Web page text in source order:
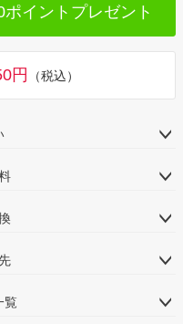
ポイントプレゼント
円 （税込）
覧